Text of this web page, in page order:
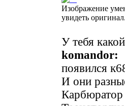
Изображение
увидеть
У тебя
komandor:
появился
И они
Карбюратор